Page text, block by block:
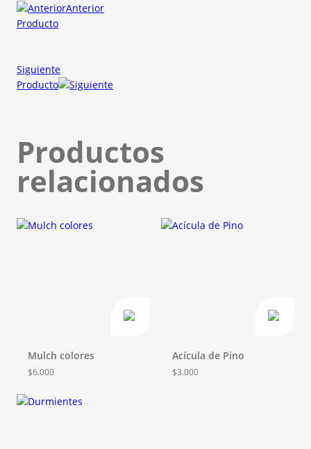
Anterior
Producto
Siguiente
Producto
Productos
relacionados
Mulch colores
$6.000
Acícula de Pino
$3.000